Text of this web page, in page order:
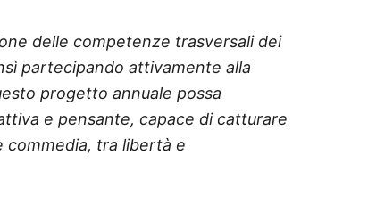
delle competenze trasversali dei
partecipando attivamente alla
progetto annuale possa
e pensante, capace di catturare
commedia, tra libertà e